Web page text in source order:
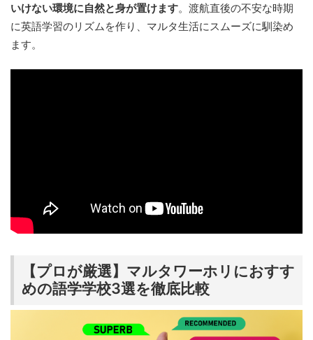
いけない環境に自然と身が置けます。渡航直後の不安な時期
に英語学習のリズムを作り、マルタ生活にスムーズに馴染め
ます。
【プロが厳選】マルタワーホリにおすす
めの語学学校3選を徹底比較